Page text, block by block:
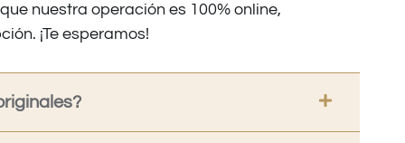
nuestra operación es 100% online,
¡Te esperamos!